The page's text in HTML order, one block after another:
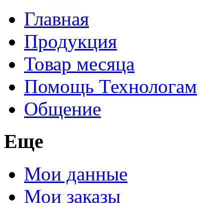
Главная
Продукция
Товар месяца
Помощь Технологам
Общение
Еще
Мои данные
Мои заказы